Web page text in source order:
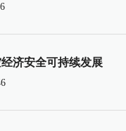
济安全可持续发展